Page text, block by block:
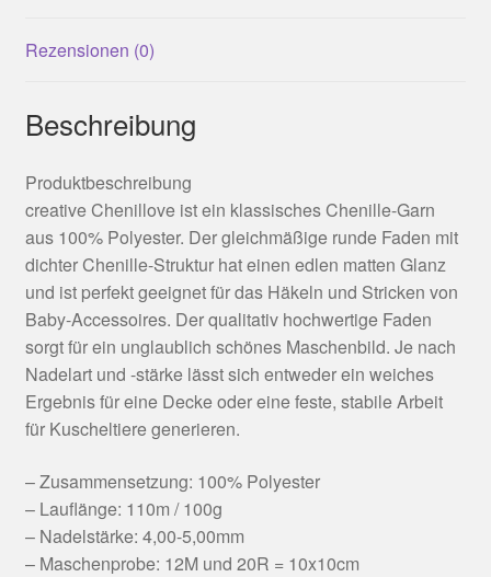
Rezensionen (0)
Beschreibung
Produktbeschreibung
creative Chenillove ist ein klassisches Chenille-Garn
aus 100% Polyester. Der gleichmäßige runde Faden mit
dichter Chenille-Struktur hat einen edlen matten Glanz
und ist perfekt geeignet für das Häkeln und Stricken von
Baby-Accessoires. Der qualitativ hochwertige Faden
sorgt für ein unglaublich schönes Maschenbild. Je nach
Nadelart und -stärke lässt sich entweder ein weiches
Ergebnis für eine Decke oder eine feste, stabile Arbeit
für Kuscheltiere generieren.
– Zusammensetzung: 100% Polyester
– Lauflänge: 110m / 100g
– Nadelstärke: 4,00-5,00mm
– Maschenprobe: 12M und 20R = 10x10cm